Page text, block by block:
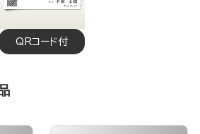
QRコード付